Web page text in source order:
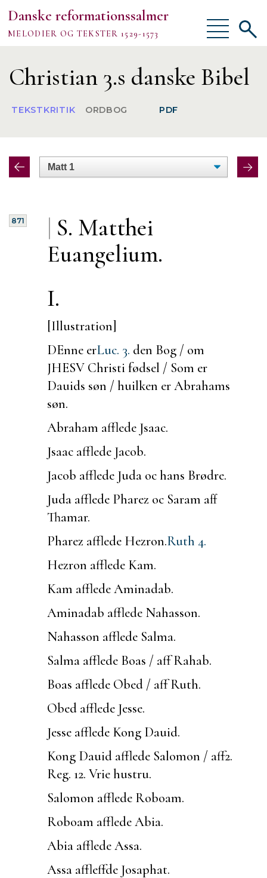
Danske reformationssalmer
MELODIER OG TEKSTER 1529-1573
Vis/skjul
menu
Om
TEKSTER
MELODIER
Vis/
Christian 3.s danske Bibel
TEKSTKRITIK ORDBOG PDF
|
871
S. Matthei
Euangelium.
I.
[Illustration]
DEnne erLuc. 3. den Bog / om
JHESV Christi fødsel / Som er
Dauids søn / huilken er Abrahams
søn.
Abraham afflede Jsaac.
Jsaac afflede Jacob.
Jacob afflede Juda oc hans Brødre.
Juda afflede Pharez oc Saram aff
Thamar.
Pharez afflede Hezron.Ruth 4.
Hezron afflede Kam.
Kam afflede Aminadab.
Aminadab afflede Nahasson.
Nahasson afflede Salma.
Salma afflede Boas / aff Rahab.
Boas afflede Obed / aff Ruth.
Obed afflede Jesse.
Jesse afflede Kong Dauid.
Kong Dauid afflede Salomon / aff2.
Reg. 12. Vrie hustru.
Salomon afflede Roboam.
Roboam afflede Abia.
Abia afflede Assa.
Assa affleffde Josaphat.